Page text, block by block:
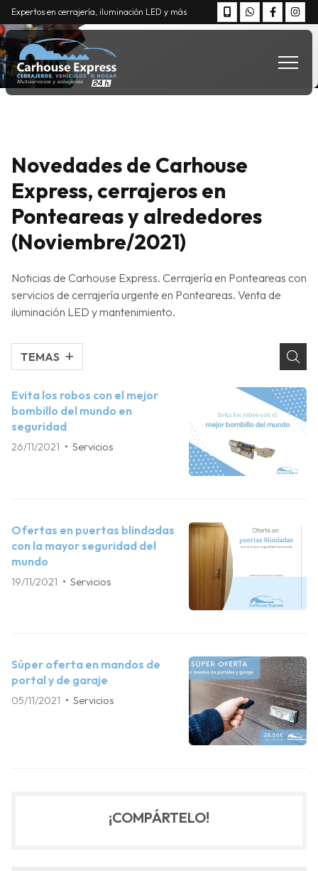
Expertos en cerrajería, iluminación LED y más
Novedades de Carhouse
Express, cerrajeros en
Ponteareas y alrededores
(Noviembre/2021)
Noticias de Carhouse Express. Cerrajería en Ponteareas con
servicios de cerrajería urgente en Ponteareas. Venta de
iluminación LED y mantenimiento.
TEMAS
Evita los robos con el mejor
bombillo del mundo en
seguridad
26/11/2021 Servicios
Ofertas en puertas blindadas
con la mayor seguridad del
mundo
19/11/2021 Servicios
Súper oferta en mandos de
portal y de garaje
05/11/2021 Servicios
¡COMPÁRTELO!